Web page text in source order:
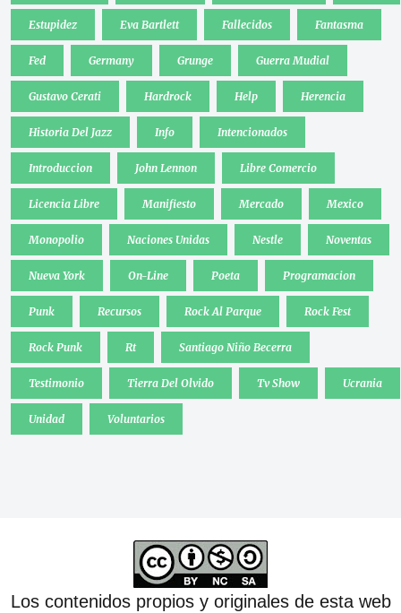
Estupidez Eva Bartlett Fallecidos Fantasma
Fed Germany Grunge Guerra Mudial
Gustavo Cerati Hardrock Help Herencia
Historia Del Jazz Info Intencionados
Introduccion John Lennon Libre Comercio
Licencia Libre Manifiesto Mercado Mexico
Monopolio Naciones Unidas Nestle Noventas
Nueva York On-Line Poeta Programacion
Punk Recursos Rock Al Parque Rock Fest
Rock Punk Rt Santiago Niño Becerra
Testimonio Tierra Del Olvido Tv Show Ucrania
Unidad Voluntarios
Los contenidos propios y originales de esta web